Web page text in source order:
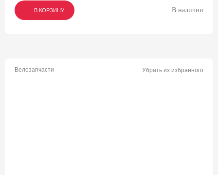
В КОРЗИНУ
В КОРЗИНУ
В КОРЗИНУ В наличии
Велозапчасти Убрать из избранного